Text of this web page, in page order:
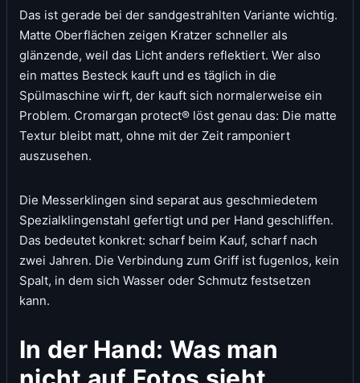
Das ist gerade bei der sandgestrahlten Variante wichtig.
Matte Oberflächen zeigen Kratzer schneller als
glänzende, weil das Licht anders reflektiert. Wer also
ein mattes Besteck kauft und es täglich in die
Spülmaschine wirft, der kauft sich normalerweise ein
Problem. Cromargan protect® löst genau das: Die matte
Textur bleibt matt, ohne mit der Zeit ramponiert
auszusehen.
Die Messerklingen sind separat aus geschmiedetem
Spezialklingenstahl gefertigt und per Hand geschliffen.
Das bedeutet konkret: scharf beim Kauf, scharf nach
zwei Jahren. Die Verbindung zum Griff ist fugenlos, kein
Spalt, in dem sich Wasser oder Schmutz festsetzen
kann.
In der Hand: Was man